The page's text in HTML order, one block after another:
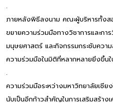
.
ภายหลังพิธีลงนาม คณะผู้บริหารทั้งส
ขยายความร่วมมือทางวิชาการและก
มนุษยศาสตร์ และกิจกรรมกระชับคว
ความร่วมมือในมิติที่หลากหลายยิ่งขึ้น
.
ความร่วมมือระหว่างมหาวิทยาลัยเชี
นับเป็นอีกก้าวสำคัญในการเสริมสร้าง